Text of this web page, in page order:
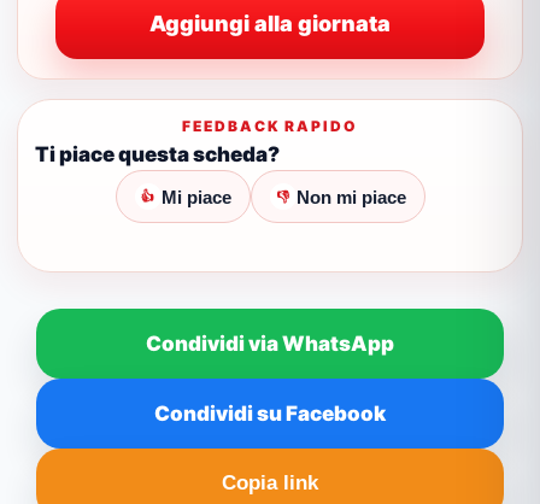
Aggiungi alla giornata
FEEDBACK RAPIDO
Ti piace questa scheda?
👍 Mi piace 👎 Non mi piace
Condividi via WhatsApp
Condividi su Facebook
Copia link